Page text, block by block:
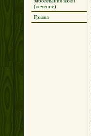
(лечение)
Грыжа